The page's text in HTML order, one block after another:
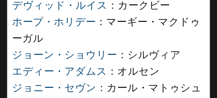
デヴィッド・ルイス ：カークビー
ホープ・ホリデー ：マーギー・マクドゥ
ーガル
ジョーン・ショウリー ：シルヴィア
エディー・アダムス ：オルセン
ジョニー・セヴン ：カール・マトゥシュ